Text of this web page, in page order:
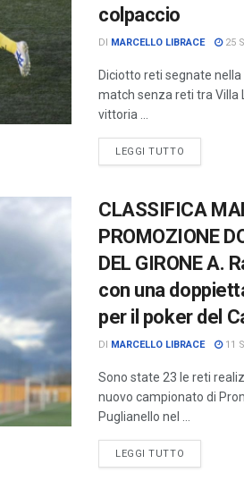
colpaccio
DI MARCELLO LIBRACE 25
Diciotto reti segnate
match senza reti tra Villa
vittoria ...
LEGGI TUTTO
CLASSIFICA
PROMOZIONE
DEL GIRONE A.
con una
per il poker del
DI MARCELLO LIBRACE 11
Sono state 23 le reti
nuovo campionato di
Puglianello nel ...
LEGGI TUTTO